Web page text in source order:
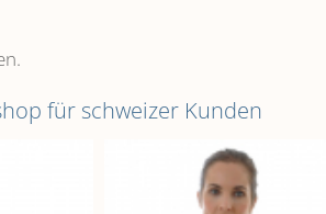
für schweizer Kunden